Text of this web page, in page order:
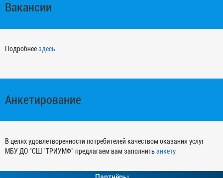
Вакансии
Подробнеездесь
Анкетирование
В целях удовлетворенности потребителей качеством оказания услуг
МБУ ДО "СШ "ТРИУМФ" предлагаем вам заполнитьанкету